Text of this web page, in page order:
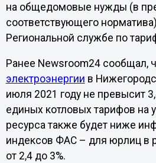
на общедомовые нужды (в
соответствующего
Региональной службе по
Ранее Newsroom24 сообщал,
электроэнергии в
июля 2021 году не превысит
единых котловых тарифов на
ресурса также будет ниже
индексов ФАС – для юрлиц в
от 2,4 до 3%.